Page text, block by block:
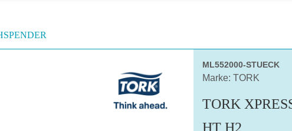
ML552000-STUECK
Marke: TORK
TORK
HT H2